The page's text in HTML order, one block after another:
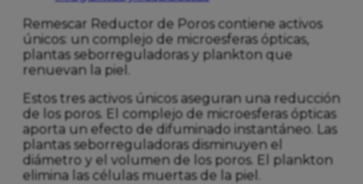
Remescar Reductor de Poros contiene activos
únicos: un complejo de microesferas ópticas,
plantas seborreguladoras y plankton que
renuevan la piel.
Estos tres activos únicos aseguran una reducción
de los poros. El complejo de microesferas ópticas
aporta un efecto de difuminado instantáneo. Las
plantas seborreguladoras disminuyen el
diámetro y el volumen de los poros. El plankton
elimina las células muertas de la piel.